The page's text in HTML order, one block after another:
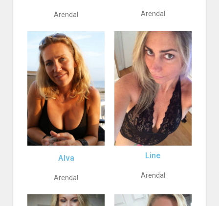
Arendal Arendal
Alva
Arendal
Line
Arendal